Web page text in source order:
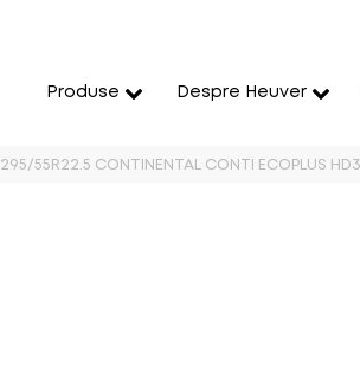
Produse Despre Heuver
295/55R22.5 CONTINENTAL CONTI ECOPLUS